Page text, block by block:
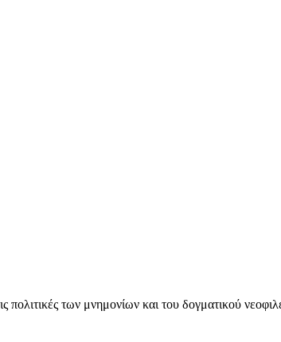
των μνημονίων και του δογματικού